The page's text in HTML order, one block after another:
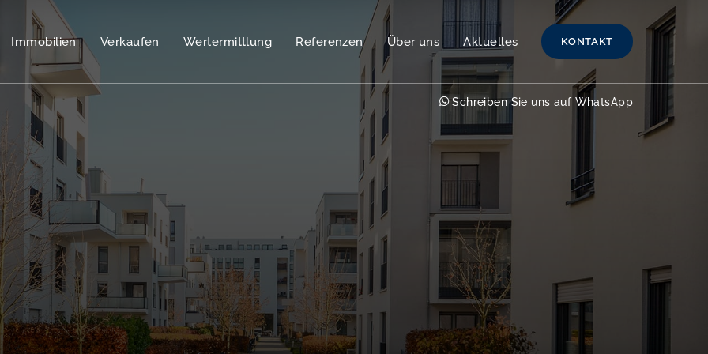
Immobilien Verkaufen Wertermittlung Referenzen Über uns Aktuelles KONTAKT
Schreiben Sie uns auf WhatsApp